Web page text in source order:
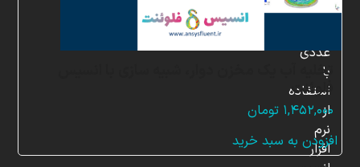
تخلیه آب یک مخزن دوار، شبیه سازی با انسیس
فلوئنت
۱,۴۵۲,۰۰۰ تومان
افزودن به سبد خرید
شبیه
عددی
با
استفاده
از
نرم
افزار